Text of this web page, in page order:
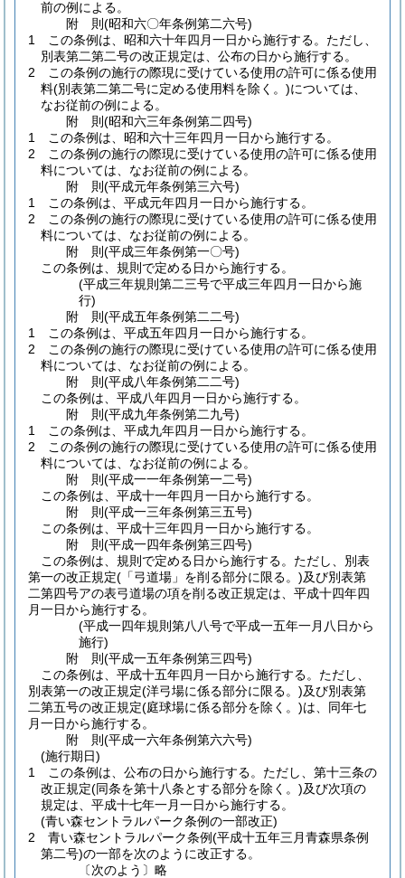
前の例による。
附 則(昭和六〇年条例第二六号)
1
この条例は、昭和六十年四月一日から施行する。 ただし、
別表第二第二号の改正規定は、公布の日から施行する。
2
この条例の施行の際現に受けている使用の許可に係る使用
料(別表第二第二号に定める使用料を除く。)については、
なお従前の例による。
附 則(昭和六三年条例第二四号)
1
この条例は、昭和六十三年四月一日から施行する。
2
この条例の施行の際現に受けている使用の許可に係る使用
料については、なお従前の例による。
附 則(平成元年条例第三六号)
1
この条例は、平成元年四月一日から施行する。
2
この条例の施行の際現に受けている使用の許可に係る使用
料については、なお従前の例による。
附 則(平成三年条例第一〇号)
この条例は、規則で定める日から施行する。
(平成三年規則第二三号で平成三年四月一日から施
行)
附 則(平成五年条例第二二号)
1
この条例は、平成五年四月一日から施行する。
2
この条例の施行の際現に受けている使用の許可に係る使用
料については、なお従前の例による。
附 則(平成八年条例第二二号)
この条例は、平成八年四月一日から施行する。
附 則(平成九年条例第二九号)
1
この条例は、平成九年四月一日から施行する。
2
この条例の施行の際現に受けている使用の許可に係る使用
料については、なお従前の例による。
附 則(平成一一年条例第一二号)
この条例は、平成十一年四月一日から施行する。
附 則(平成一三年条例第三五号)
この条例は、平成十三年四月一日から施行する。
附 則(平成一四年条例第三四号)
この条例は、規則で定める日から施行する。 ただし、別表
第一の改正規定(「弓道場」を削る部分に限る。)及び別表第
二第四号アの表弓道場の項を削る改正規定は、平成十四年四
月一日から施行する。
(平成一四年規則第八八号で平成一五年一月八日から
施行)
附 則(平成一五年条例第三四号)
この条例は、平成十五年四月一日から施行する。 ただし、
別表第一の改正規定(洋弓場に係る部分に限る。)及び別表第
二第五号の改正規定(庭球場に係る部分を除く。)は、同年七
月一日から施行する。
附 則(平成一六年条例第六六号)
(施行期日)
1
この条例は、公布の日から施行する。 ただし、第十三条の
改正規定(同条を第十八条とする部分を除く。)及び次項の
規定は、平成十七年一月一日から施行する。
(青い森セントラルパーク条例の一部改正)
2
青い森セントラルパーク条例(平成十五年三月青森県条例
第二号)の一部を次のように改正する。
〔次のよう〕略